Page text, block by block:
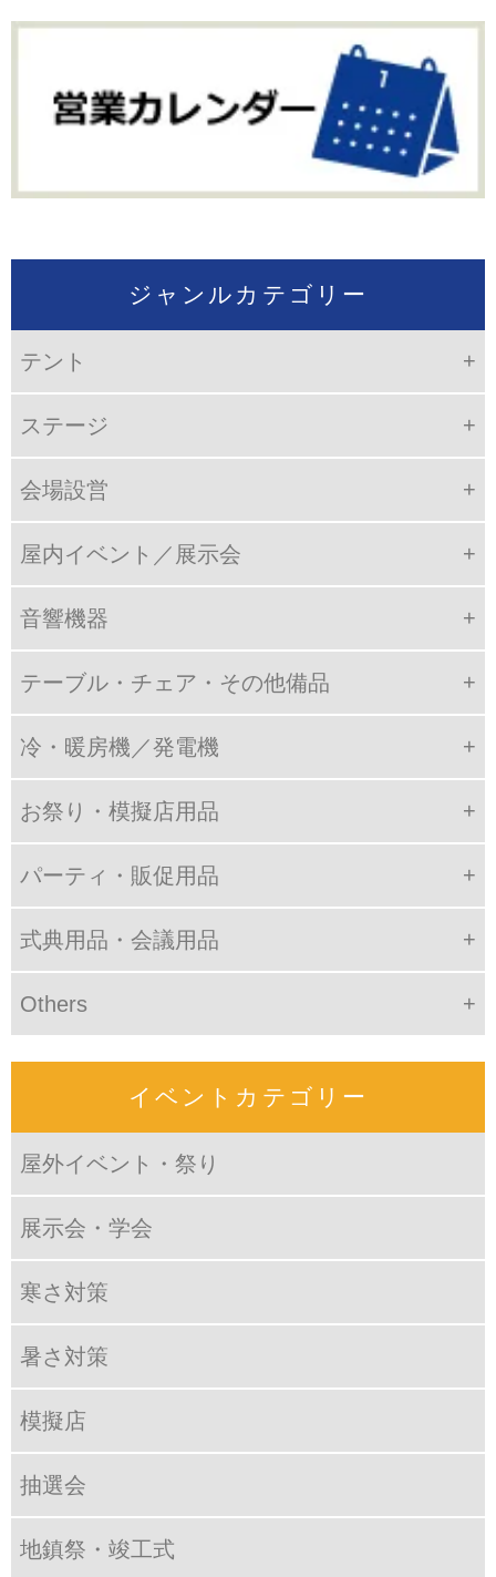
ジャンルカテゴリー
テント
ステージ
会場設営
屋内イベント／展示会
音響機器
テーブル・チェア・その他備品
冷・暖房機／発電機
お祭り・模擬店用品
パーティ・販促用品
式典用品・会議用品
Others
イベントカテゴリー
屋外イベント・祭り
展示会・学会
寒さ対策
暑さ対策
模擬店
抽選会
地鎮祭・竣工式